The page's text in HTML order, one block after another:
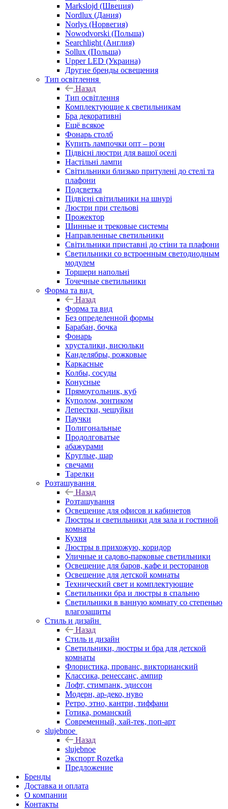
Markslojd (Швеция)
Nordlux (Дания)
Norlys (Норвегия)
Nowodvorski (Польша)
Searchlight (Англия)
Sollux (Польша)
Upper LED (Украина)
Другие бренды освещения
Тип освітлення
Назад
Тип освітлення
Комплектующие к светильникам
Бра декоративні
Ещё всякое
Фонарь столб
Купить лампочки опт – розн
Підвісні люстри для вашої оселі
Настільні лампи
Світильники близько притулені до стелі та
плафони
Подсветка
Підвісні світильники на шнурі
Люстри при стельові
Прожектор
Шинные и трековые системы
Направленные светильники
Світильники приставні до стіни та плафони
Светильники со встроенным светодиодным
модулем
Торшери напольні
Точечные светильники
Форма та вид
Назад
Форма та вид
Без определенной формы
Барабан, бочка
Фонарь
хрусталики, висюльки
Канделябры, рожковые
Каркасные
Колбы, сосуды
Конусные
Прямоугольник, куб
Куполом, зонтиком
Лепестки, чешуйки
Паучки
Полигональные
Продолговатые
абажурами
Круглые, шар
свечами
Тарелки
Розташування
Назад
Розташування
Освещение для офисов и кабинетов
Люстры и светильники для зала и гостиной
комнаты
Кухня
Люстры в прихожую, коридор
Уличные и садово-парковые светильники
Освещение для баров, кафе и ресторанов
Освещение для детской комнаты
Технический свет и комплектующие
Светильники бра и люстры в спальню
Светильники в ванную комнату со степенью
влагозащиты
Стиль и дизайн
Назад
Стиль и дизайн
Светильники, люстры и бра для детской
комнаты
Флористика, прованс, викторианский
Классика, ренессанс, ампир
Лофт, стимпанк, эдиссон
Модерн, ар-деко, нуво
Ретро, этно, кантри, тиффани
Готика, романский
Современный, хай-тек, поп-арт
slujebnoe
Назад
slujebnoe
Экспорт Rozetka
Предложение
Бренды
Доставка и оплата
О компании
Контакты